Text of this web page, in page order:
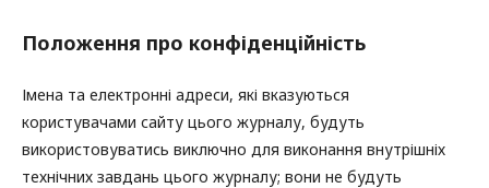
Положення про конфіденційність
Імена та електронні адреси, які вказуються
користувачами сайту цього журналу, будуть
використовуватись виключно для виконання внутрішніх
технічних завдань цього журналу; вони не будуть